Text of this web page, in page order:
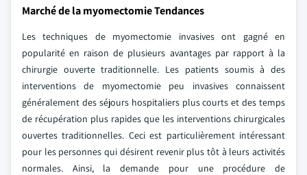
Marché de la myomectomie Tendances
Les techniques de myomectomie invasives ont gagné en
popularité en raison de plusieurs avantages par rapport à la
chirurgie ouverte traditionnelle. Les patients soumis à des
interventions de myomectomie peu invasives connaissent
généralement des séjours hospitaliers plus courts et des temps
de récupération plus rapides que les interventions chirurgicales
ouvertes traditionnelles. Ceci est particulièrement intéressant
pour les personnes qui désirent revenir plus tôt à leurs activités
normales. Ainsi, la demande pour une procédure de